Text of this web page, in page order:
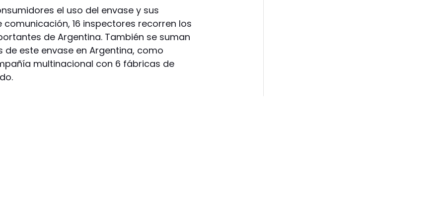
el uso del envase y sus
16 inspectores recorren los
de Argentina. También se suman
este envase en Argentina, como
multinacional con 6 fábricas de